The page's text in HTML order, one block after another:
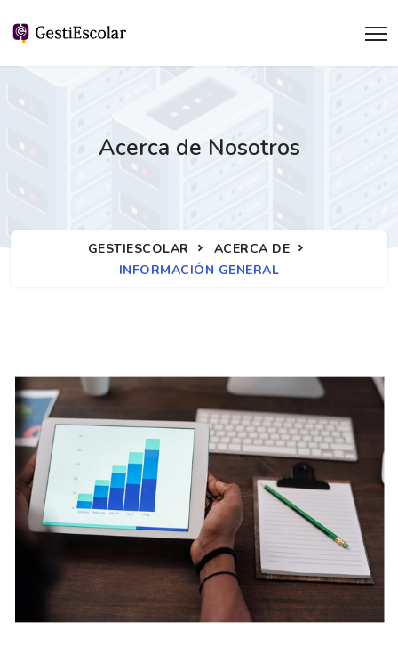
Acerca de Nosotros
GESTIESCOLAR
ACERCA DE
INFORMACIÓN GENERAL